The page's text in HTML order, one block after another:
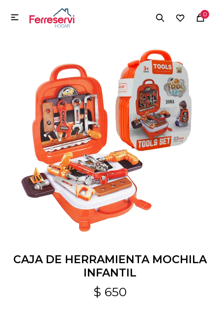
0

CAJA DE HERRAMIENTA MOCHILA
INFANTIL
$ 650
MI CUENTA
Herramientas y Construcción
Electrodomésticos
Tecnología
Deportes
Jardín y Aire Libre